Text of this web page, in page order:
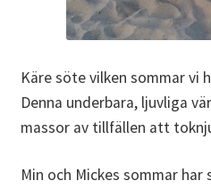
Käre söte vilken sommar vi
Denna underbara, ljuvliga
massor av tillfällen att
Min och Mickes sommar